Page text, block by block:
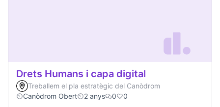
Drets Humans i capa digital
Treballem el pla estratègic del Canòdrom
Canòdrom Obert
2 anys 0 0